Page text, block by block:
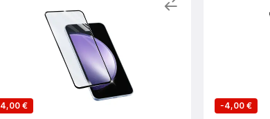
4,00 € -4,00 €